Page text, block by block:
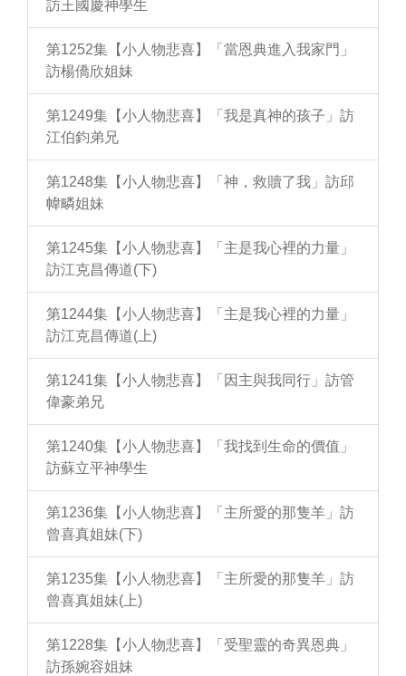
訪王國慶神學生
第1252集【小人物悲喜】「當恩典進入我家門」
訪楊僑欣姐妹
第1249集【小人物悲喜】「我是真神的孩子」訪
江伯鈞弟兄
第1248集【小人物悲喜】「神，救贖了我」訪邱
幃疄姐妹
第1245集【小人物悲喜】「主是我心裡的力量」
訪江克昌傳道(下)
第1244集【小人物悲喜】「主是我心裡的力量」
訪江克昌傳道(上)
第1241集【小人物悲喜】「因主與我同行」訪管
偉豪弟兄
第1240集【小人物悲喜】「我找到生命的價值」
訪蘇立平神學生
第1236集【小人物悲喜】「主所愛的那隻羊」訪
曾喜真姐妹(下)
第1235集【小人物悲喜】「主所愛的那隻羊」訪
曾喜真姐妹(上)
第1228集【小人物悲喜】「受聖靈的奇異恩典」
訪孫婉容姐妹